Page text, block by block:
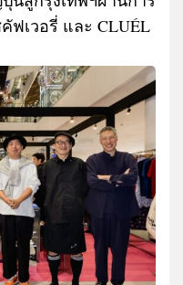
ฟเวอรี่ และ CLUÉL